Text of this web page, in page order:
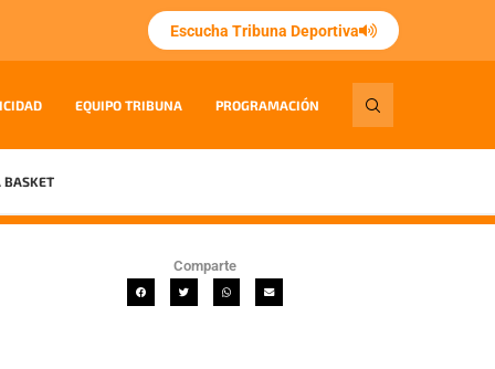
Escucha Tribuna Deportiva
EQUIPO TRIBUNA PROGRAMACIÓN
BASKET
Comparte